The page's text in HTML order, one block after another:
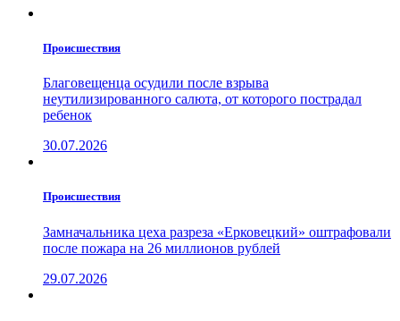
Проиcшествия
Благовещенца осудили после взрыва
неутилизированного салюта, от которого пострадал
ребенок
30.07.2026
Проиcшествия
Замначальника цеха разреза «Ерковецкий» оштрафовали
после пожара на 26 миллионов рублей
29.07.2026